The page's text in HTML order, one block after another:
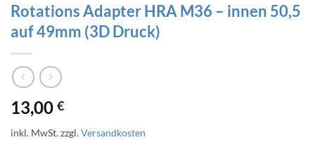
Rotations Adapter HRA M36 – innen 50,5
auf 49mm (3D Druck)
13,00 €
inkl. MwSt.zzgl.Versandkosten